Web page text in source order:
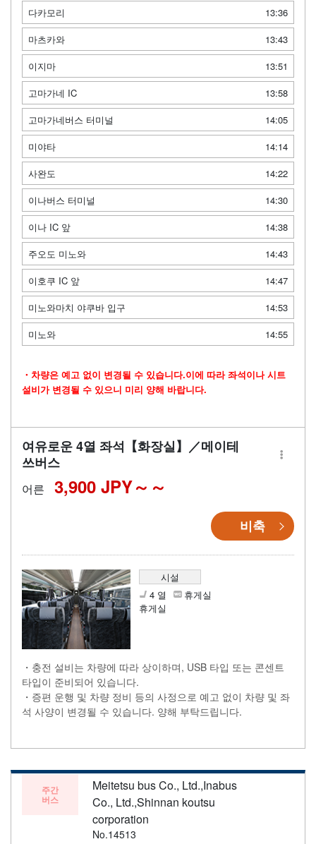
다카모리
13:36
마츠카와
13:43
이지마
13:51
고마가네 IC
13:58
고마가네버스 터미널
14:05
미야타
14:14
사완도
14:22
이나버스 터미널
14:30
이나 IC 앞
14:38
주오도 미노와
14:43
이호쿠 IC 앞
14:47
미노와마치 야쿠바 입구
14:53
미노와
14:55
・차량은 예고 없이 변경될 수 있습니다.이에 따라 좌석이나 시트
설비가 변경될 수 있으니 미리 양해 바랍니다.
여유로운 4열 좌석【화장실】／메이테
쓰버스
어른 3,900 JPY～
비축
시설
4 열
휴게실
휴게실
・충전 설비는 차량에 따라 상이하며, USB 타입 또는 콘센트
타입이 준비되어 있습니다.
・증편 운행 및 차량 정비 등의 사정으로 예고 없이 차량 및 좌
석 사양이 변경될 수 있습니다. 양해 부탁드립니다.
주간
버스
Meitetsu bus Co., Ltd.,Inabus
Co., Ltd.,Shinnan koutsu
corporation
No.14513